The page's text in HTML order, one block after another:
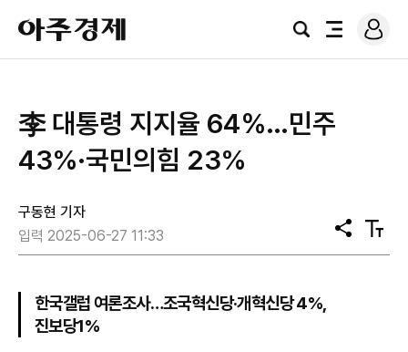
아
주
경
검
전
로
그
李 대통령 지지율 64％…민주
43%·국민의힘 23%
구동현 기자
입력 2025-06-27 11:33
공
유
텍
스
한국갤럽 여론조사…조국혁신당·개혁신당 4%,
진보당1%